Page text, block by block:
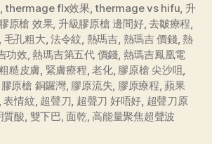
,thermage flx效果,thermage vs hifu, 升
原槍 效果, 升級膠原槍 邊間好,去皺療程,
, 毛孔粗大, 法令紋, 熱瑪吉, 熱瑪吉 價錢,熱
功效,熱瑪吉第五代 價錢, 熱瑪吉鳳凰電
糙皮膚, 緊膚療程,老化, 膠原槍 尖沙咀,
膠原槍 銅鑼灣, 膠原流失, 膠原療程,蘋果
,表情紋, 超聲刀, 超聲刀 好唔好, 超聲刀原
質酸, 雙下巴,面乾,高能量聚焦超聲波